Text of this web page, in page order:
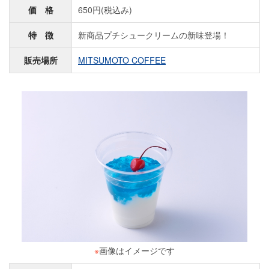
価 格 650円(税込み)
特 徴 新商品プチシュークリームの新味登場！
販売場所 MITSUMOTO COFFEE
※画像はイメージです